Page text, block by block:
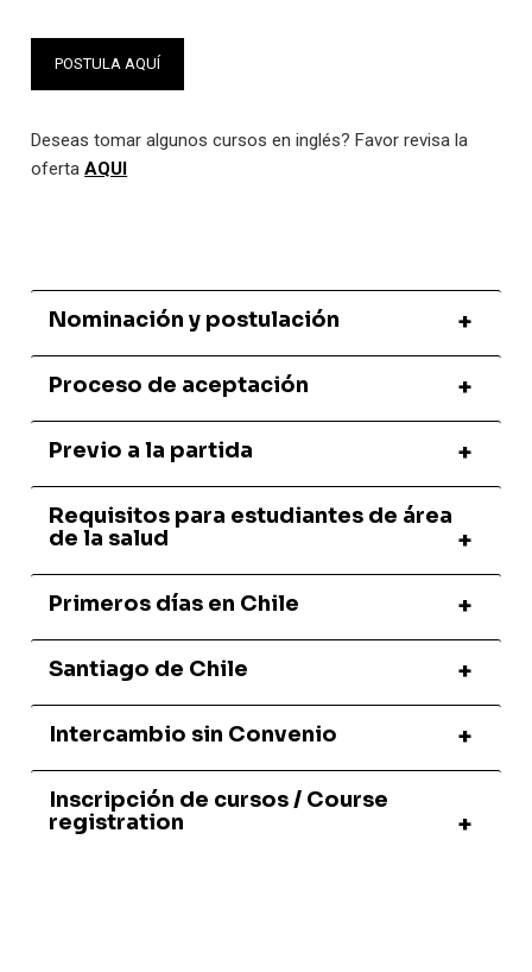
POSTULA AQUÍ
Deseas tomar algunos cursos en inglés? Favor revisa la
ofertaAQUI
Nominación y postulación
Proceso de aceptación
Previo a la partida
Requisitos para estudiantes de área
de la salud
Primeros días en Chile
Santiago de Chile
Intercambio sin Convenio
Inscripción de cursos / Course
registration